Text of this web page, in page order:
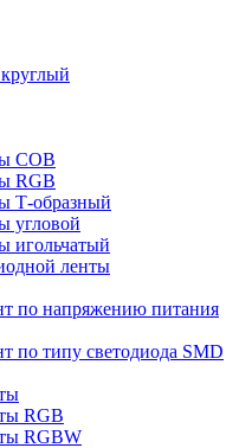
COB
RGB
Т-образный
угловой
игольчатый
ленты
по напряжению питания
по типу светодиода SMD
RGB
RGBW